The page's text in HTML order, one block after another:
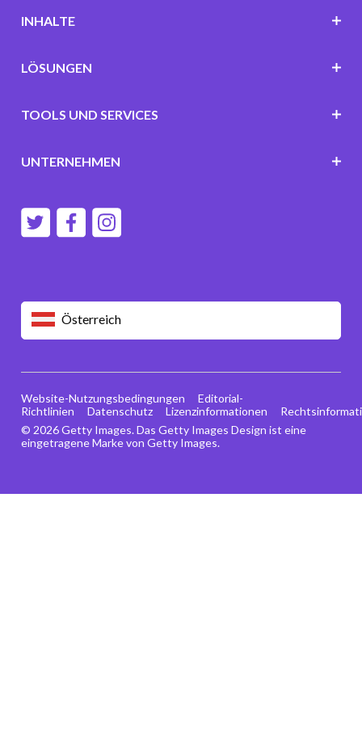
Österreich
INHALTE
LÖSUNGEN
TOOLS UND SERVICES
UNTERNEHMEN
© 2026 Getty Images. Das Getty Images Design ist eine
eingetragene Marke von Getty Images.
Website-Nutzungsbedingungen
Editorial-
Richtlinien
Datenschutz Lizenzinformationen